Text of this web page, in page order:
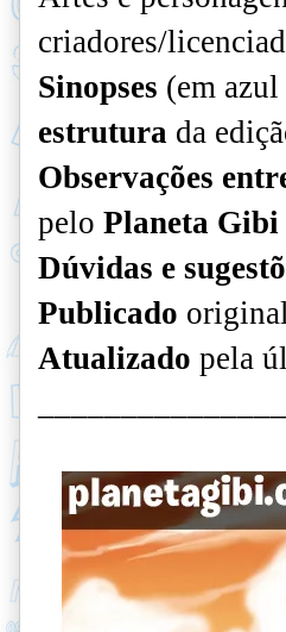
criadores/
Sinopses (em
estrutura da
Observações
pelo Planeta Gibi
Dúvidas e
Publicado
Atualizado pela